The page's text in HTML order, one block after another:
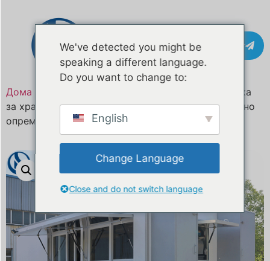
Контакт
Дома
/ 18-метарска мобилна приколка
за храна по мерка на продажба на Малта | Целосно
опремена и сертифицирана со CE сертификат
We've detected you might be
speaking a different language.
Do you want to change to:
English
Change Language
Close and do not switch language